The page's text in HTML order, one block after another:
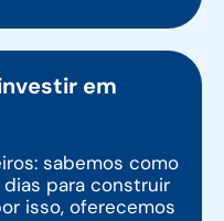
em
sabemos como
para construir
isso, oferecemos